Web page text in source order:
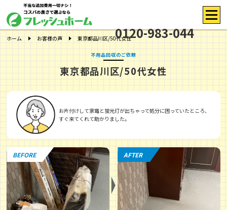
0120-983-044
ホーム お客様の声 東京都品川区/50代女性
不用品回収のご依頼
東京都品川区/50代女性
お片付けして家電と蛍光灯が出ちゃって処分に困っていたところ、
すぐ来てくれて助かりました。
BEFORE AFTER